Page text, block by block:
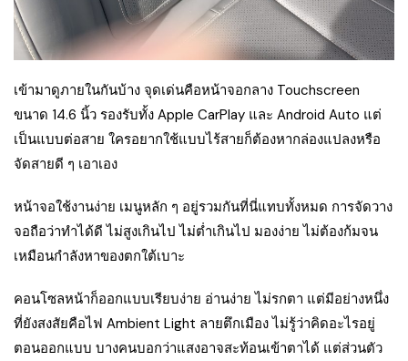
เข้ามาดูภายในกันบ้าง จุดเด่นคือหน้าจอกลาง Touchscreen
ขนาด 14.6 นิ้ว รองรับทั้ง Apple CarPlay และ Android Auto แต่
เป็นแบบต่อสาย ใครอยากใช้แบบไร้สายก็ต้องหากล่องแปลงหรือ
จัดสายดี ๆ เอาเอง
หน้าจอใช้งานง่าย เมนูหลัก ๆ อยู่รวมกันที่นี่แทบทั้งหมด การจัดวาง
จอถือว่าทำได้ดี ไม่สูงเกินไป ไม่ต่ำเกินไป มองง่าย ไม่ต้องก้มจน
เหมือนกำลังหาของตกใต้เบาะ
คอนโซลหน้าก็ออกแบบเรียบง่าย อ่านง่าย ไม่รกตา แต่มีอย่างหนึ่ง
ที่ยังสงสัยคือไฟ Ambient Light ลายตึกเมือง ไม่รู้ว่าคิดอะไรอยู่
ตอนออกแบบ บางคนบอกว่าแสงอาจสะท้อนเข้าตาได้ แต่ส่วนตัว